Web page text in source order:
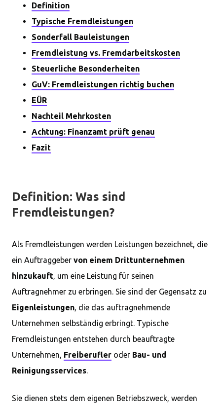
Definition
Typische Fremdleistungen
Sonderfall Bauleistungen
Fremdleistung vs. Fremdarbeitskosten
Steuerliche Besonderheiten
GuV: Fremdleistungen richtig buchen
EÜR
Nachteil Mehrkosten
Achtung: Finanzamt prüft genau
Fazit
Definition: Was sind
Fremdleistungen?
Als Fremdleistungen werden Leistungen bezeichnet, die
ein Auftraggeber von einem Drittunternehmen
hinzukauft, um eine Leistung für seinen
Auftragnehmer zu erbringen. Sie sind der Gegensatz zu
Eigenleistungen, die das auftragnehmende
Unternehmen selbständig erbringt. Typische
Fremdleistungen entstehen durch beauftragte
Unternehmen, Freiberufler oder Bau- und
Reinigungsservices.
Sie dienen stets dem eigenen Betriebszweck, werden